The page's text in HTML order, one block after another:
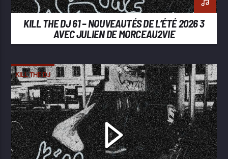
KILL THE DJ 61 – NOUVEAUTÉS DE L’ÉTÉ 2026 3
AVEC JULIEN DE MORCEAU2VIE
KILL THE DJ